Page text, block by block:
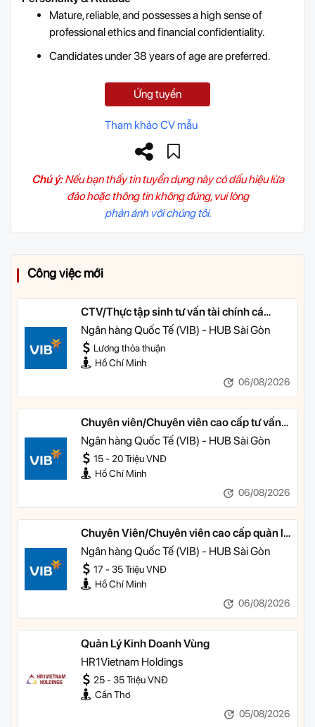
Mature, reliable, and possesses a high sense of
professional ethics and financial confidentiality.
Candidates under 38 years of age are preferred.
Ứng tuyển
Tham khảo CV mẫu
Chú ý:Nếu bạn thấy tin tuyển dụng này có dấu hiệu lừa
đảo hoặc thông tin không đúng, vui lòng
phản ánh với chúng tôi.
Công việc mới
CTV/Thực tập sinh tư vấn tài chính cá
nhân
Ngân hàng Quốc Tế (VIB) - HUB Sài Gòn
Lương thỏa thuận
Hồ Chí Minh
06/08/2026
Chuyên viên/Chuyên viên cao cấp tư vấn
tài chính cá nhân
Ngân hàng Quốc Tế (VIB) - HUB Sài Gòn
15 - 20 Triệu VNĐ
Hồ Chí Minh
06/08/2026
Chuyên Viên/Chuyên viên cao cấp quản lý
khách hàng ưu tiên
Ngân hàng Quốc Tế (VIB) - HUB Sài Gòn
17 - 35 Triệu VNĐ
Hồ Chí Minh
06/08/2026
Quản Lý Kinh Doanh Vùng
HR1Vietnam Holdings
25 - 35 Triệu VNĐ
Cần Thơ
05/08/2026